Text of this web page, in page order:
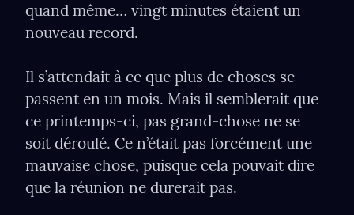
quand même… vingt minutes étaient un
nouveau record.
Il s’attendait à ce que plus de choses se
passent en un mois. Mais il semblerait que
ce printemps-ci, pas grand-chose ne se
soit déroulé. Ce n’était pas forcément une
mauvaise chose, puisque cela pouvait dire
que la réunion ne durerait pas.